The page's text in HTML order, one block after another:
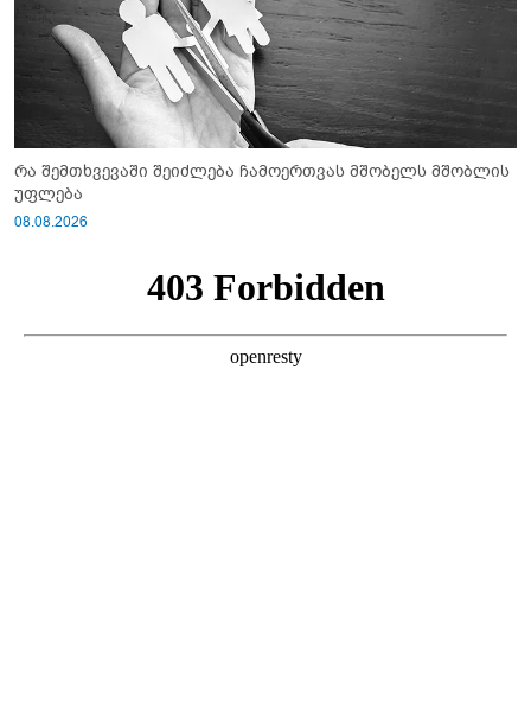
რა შემთხვევაში შეიძლება ჩამოერთვას მშობელს მშობლის
უფლება
08.08.2026